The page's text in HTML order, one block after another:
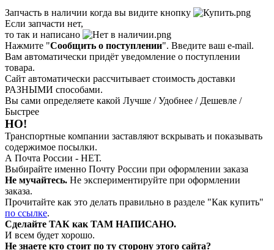
Запчасть в наличии когда вы видите кнопку
Если запчасти нет,
то так и написано
Нажмите "Сообщить о поступлении". Введите ваш e-mail.
Вам автоматически придёт уведомление о поступлении
товара.
Сайт автоматически рассчитывает стоимость доставки
РАЗНЫМИ способами.
Вы сами определяете какой Лучше / Удобнее / Дешевле /
Быстрее
НО!
Транспортные компании заставляют вскрывать и показывать
содержимое посылки.
А Почта России - НЕТ.
Выбирайте именно Почту России при оформлении заказа
Не мучайтесь. Не экспериментируйте при оформлении
заказа.
Прочитайте как это делать правильно в разделе "Как купить"
по ссылке.
Сделайте ТАК как ТАМ НАПИСАНО.
И всем будет хорошо.
Не знаете кто стоит по ту сторону этого сайта?